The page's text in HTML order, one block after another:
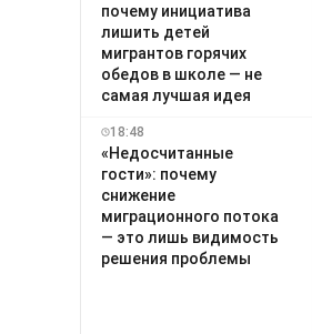
почему инициатива
лишить детей
мигрантов горячих
обедов в школе — не
самая лучшая идея
18:48
«Недосчитанные
гости»: почему
снижение
миграционного потока
— это лишь видимость
решения проблемы